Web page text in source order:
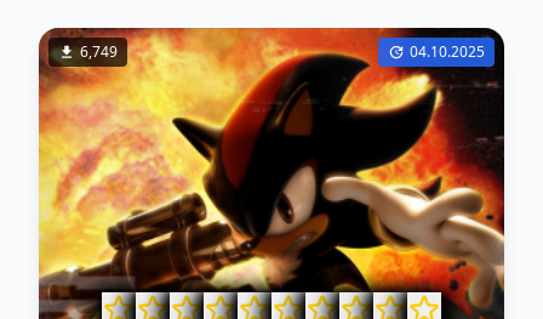
6,749 04.10.2025